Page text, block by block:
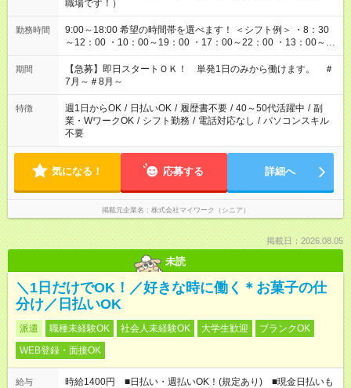
職場です！）
勤務時間
9:00～18:00 希望の時間帯を選べます！ ＜シフト例＞ ・8：30
～12：00 ・10：00～19：00 ・17：00～22：00 ・13：00～
22：00 ・22：00～翌6：00 など
期間
【急募】即日スタートＯＫ！ 単発1日のみから働けます。 ＃
7月～＃8月～
特徴 週1日からOK / 日払いOK / 履歴書不要 / 40～50代活躍中 / 副
業・WワークOK / シフト勤務 / 電話対応なし / パソコンスキル
不要
気になる！ 応募する 詳細へ
掲載元企業名 株式会社マイワーク（シニア）
掲載日：2026.08.05
未読
＼1日だけでOK！／好きな時に働く＊お菓子の仕
分け／日払いOK
派遣 職種未経験OK 社会人未経験OK 大学生歓迎
ブランクOK
WEB登録・面接OK
給与
時給1400円 ■日払い・週払いOK！(規定あり) ■現金日払いも